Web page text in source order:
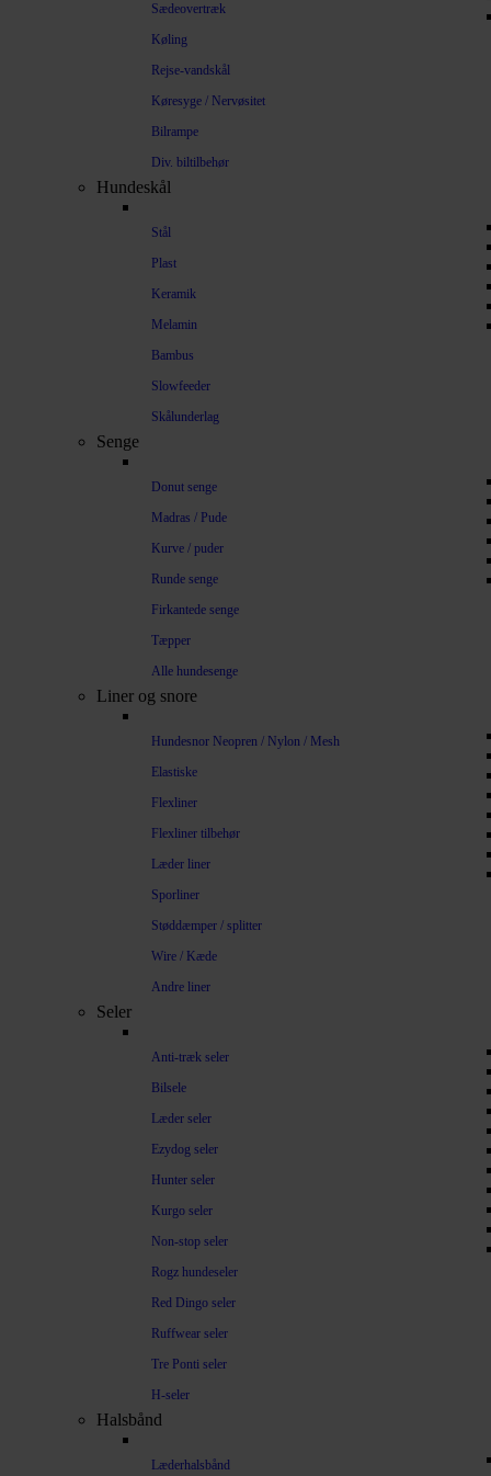
Sædeovertræk
Køling
Rejse-vandskål
Køresyge / Nervøsitet
Bilrampe
Div. biltilbehør
Hundeskål
Stål
Plast
Keramik
Melamin
Bambus
Slowfeeder
Skålunderlag
Senge
Donut senge
Madras / Pude
Kurve / puder
Runde senge
Firkantede senge
Tæpper
Alle hundesenge
Liner og snore
Hundesnor Neopren / Nylon / Mesh
Elastiske
Flexliner
Flexliner tilbehør
Læder liner
Sporliner
Støddæmper / splitter
Wire / Kæde
Andre liner
Seler
Anti-træk seler
Bilsele
Læder seler
Ezydog seler
Hunter seler
Kurgo seler
Non-stop seler
Rogz hundeseler
Red Dingo seler
Ruffwear seler
Tre Ponti seler
H-seler
Halsbånd
Læderhalsbånd